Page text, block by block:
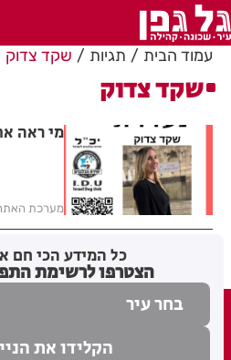
עמוד הבית תגיות שקד צדוק
שקד צדוק
מי ראה
מערכת
כל המידע הכי חם
הצטרפו לרשימת